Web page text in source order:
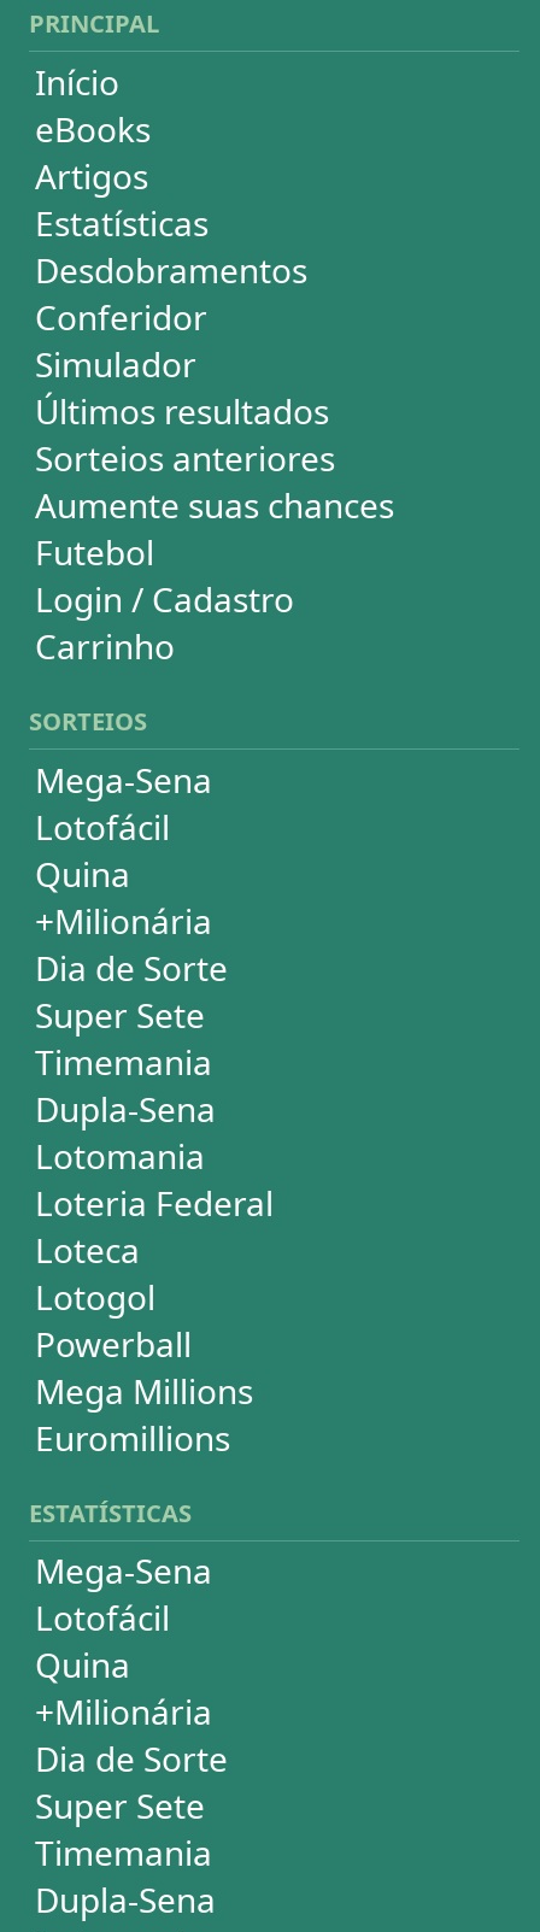
Futebol
Login / Cadastro
Carrinho
SORTEIOS
Mega-Sena
Lotofácil
Quina
+Milionária
Dia de Sorte
Super Sete
Timemania
Dupla-Sena
Lotomania
Loteria Federal
Loteca
Powerball
Mega Millions
Euromillions
ESTATÍSTICAS
Mega-Sena
Lotofácil
Quina
+Milionária
Dia de Sorte
Super Sete
Timemania
Dupla-Sena
Lotomania
Powerball
Mega Millions
Euromillions
Mega-Sena
Lotofácil
Quina
+Milionária
Dia de Sorte
Timemania
Dupla-Sena
Lotomania
Super Sete
PowerBall